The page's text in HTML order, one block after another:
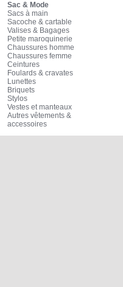
Sac & Mode
Sacs à main
Sacoche & cartable
Valises & Bagages
Petite maroquinerie
Chaussures homme
Chaussures femme
Ceintures
Foulards & cravates
Lunettes
Briquets
Stylos
Vestes et manteaux
Autres vêtements &
accessoires